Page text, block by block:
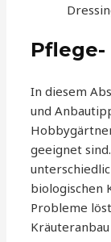
In diesem
und
geeignet
biologischen
Probleme